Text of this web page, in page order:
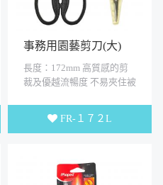
事務用園藝剪刀(大)
長度：172mm 高質感的剪
裁及優越流暢度 不易夾住被
FR-１７２L